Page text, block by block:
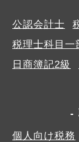
公認会計士
税理士科目一
日商簿記2級
個人向け税務